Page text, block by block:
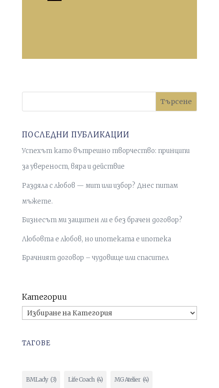
Търсене
ПОСЛЕДНИ ПУБЛИКАЦИИ
Успехът като вътрешно творчество: принципи
за увереност, вяра и действие
Раздяла с любов — мит или избор? Днес питам
мъжете.
Бизнесът ми защитен ли е без брачен договор?
Любовта е любов, но ипотеката е ипотека
Брачният договор – чудовище или спасител
Категории
ТАГОВЕ
BMLady (3) Life Coach (4) MG Atelier (4)